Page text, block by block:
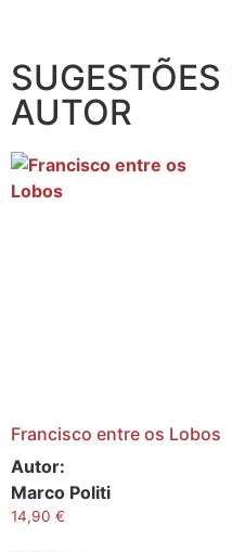
AUTOR
Francisco entre os Lobos
Autor:
Marco Politi
14,90 €